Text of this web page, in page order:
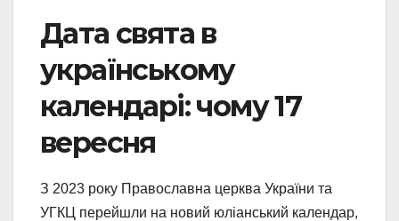
Дата свята в
українському
календарі: чому 17
вересня
З 2023 року Православна церква України та
УГКЦ перейшли на новий юліанський календар,